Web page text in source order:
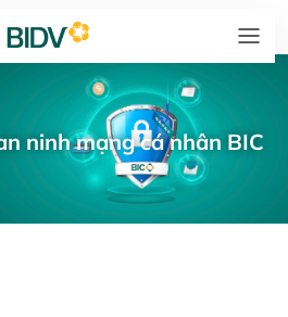
ninh mạng cá nhân BIC